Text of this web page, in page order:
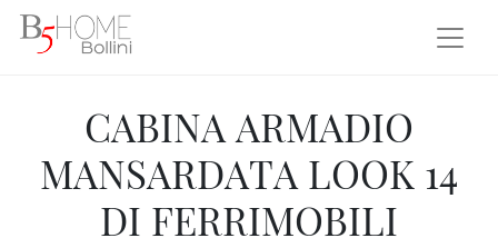
CABINA ARMADIO
MANSARDATA LOOK 14
DI FERRIMOBILI